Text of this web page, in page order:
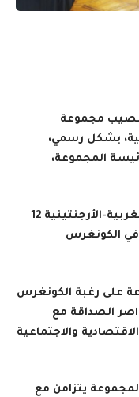
مجموعة
بشكل رسمي،
المجموعة،
وتضم مجموعة الصداقة البرلمانية المغربية-الأرجنتينية 12
في الكونغرس
على رغبة الكونغرس
الصداقة مع
والاجتماعية
يتزامن مع